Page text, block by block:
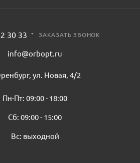
30 33 ЗАКАЗАТЬ ЗВОНОК
info@orbopt.ru
ул. Новая, 4/2
Пн-Пт: 09:00 - 18:00
Сб: 09:00 - 15:00
Вс: выходной